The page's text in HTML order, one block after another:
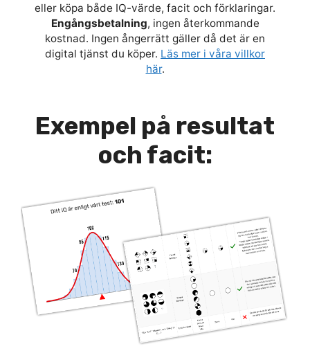
eller köpa både IQ-värde, facit och förklaringar.
Engångsbetalning, ingen återkommande
kostnad. Ingen ångerrätt gäller då det är en
digital tjänst du köper. Läs mer i våra villkor
här.
Exempel på resultat
och facit: